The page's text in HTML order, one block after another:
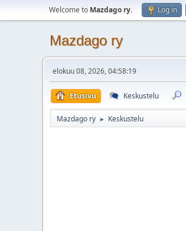
Welcome to Mazdago ry. Log in
Mazdago ry
elokuu 08, 2026, 04:58:19
Etusivu Keskustelu
Mazdago ry ► Keskustelu